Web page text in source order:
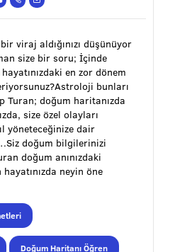
viraj aldığınızı düşünüyor
size bir soru; İçinde
en zor dönem
bunları
Turan; doğum haritanızda
size özel olayları
yöneteceğinize dair
doğum bilgilerinizi
doğum anınızdaki
neyin öne
Doğum Haritanı Öğren